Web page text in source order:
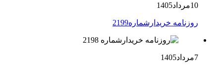
10مرداد1405
روزنامه خریدارشماره2199
7مرداد1405